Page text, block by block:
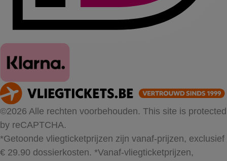
©2026 Alle rechten voorbehouden. This site is protected
by reCAPTCHA.
*Getoonde vliegticketprijzen zijn vanaf-prijzen, exclusief
€ 29.90 dossierkosten. *Vanaf-vliegticketprijzen,